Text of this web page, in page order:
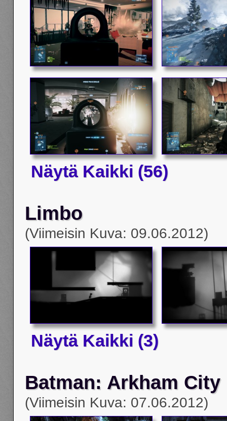
Näytä Kaikki (56)
Limbo
(Viimeisin Kuva: 09.06.2012)
Näytä Kaikki (3)
Batman: Arkham City
(Viimeisin Kuva: 07.06.2012)